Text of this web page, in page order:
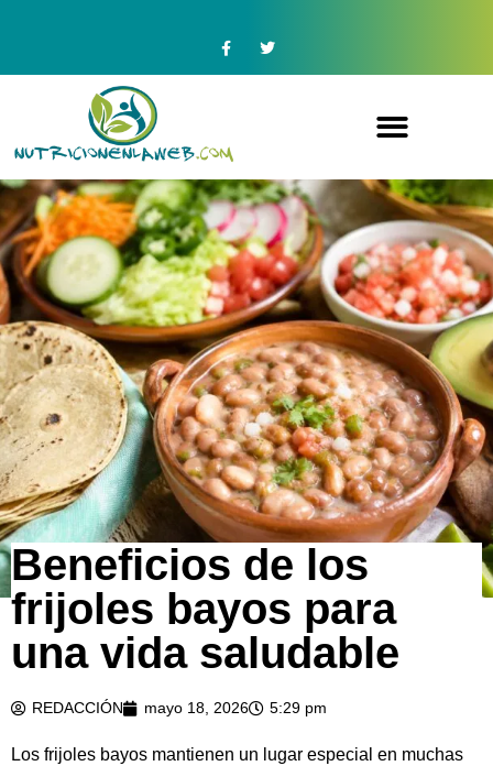
Beneficios de los
frijoles bayos para
una vida saludable
REDACCIÓN mayo 18, 2026 5:29 pm
Los frijoles bayos mantienen un lugar especial en muchas